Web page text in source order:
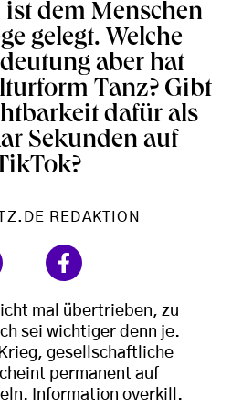
ist dem Menschen
gelegt. Welche
aber hat
Tanz? Gibt
dafür als
Sekunden auf
REDAKTION
mal übertrieben, zu
sei wichtiger denn je.
gesellschaftliche
permanent auf
Information overkill.